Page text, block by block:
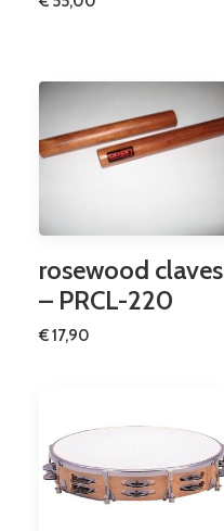
rosewood claves
– PRCL-220
€17,90